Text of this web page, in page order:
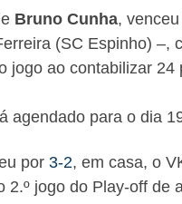
Bruno Cunha,
(SC Espinho) –,
jogo ao contabilizar 24
agendado para o dia
por 3-2, em casa, o
jogo do Play-off de